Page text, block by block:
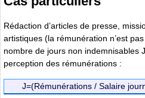
Rédaction d’articles de presse,
artistiques (la rémunération n’est
nombre de jours non indemnisables
perception des rémunérations :
J=(Rémunérations / Salaire